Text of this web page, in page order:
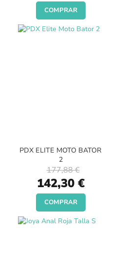
COMPRAR
PDX ELITE MOTO BATOR
2
Special
Price
142,30 €
177,88 €
COMPRAR